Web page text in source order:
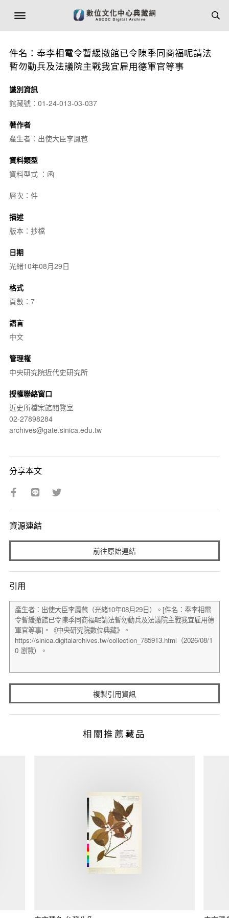
件名：奉李相電令暫緩撤館已令陳季同商福呢請法
暫勿動兵及法議院主戰我宜雇用德軍官等事
識別資訊
館藏號：01-24-013-03-037
著作者
產生者：出使大臣李鳳苞
資料類型
資料型式 ：函
層次：件
描述
版本：抄檔
日期
光緒10年08月29日
格式
頁數：7
語言
中文
管理權
中央研究院近代史研究所
授權聯絡窗口
近史所檔案館閱覽室
02-27898284
archives@gate.sinica.edu.tw
分享本文
資源連結
前往原始連結
引用
複製引用資訊
相關推薦藏品